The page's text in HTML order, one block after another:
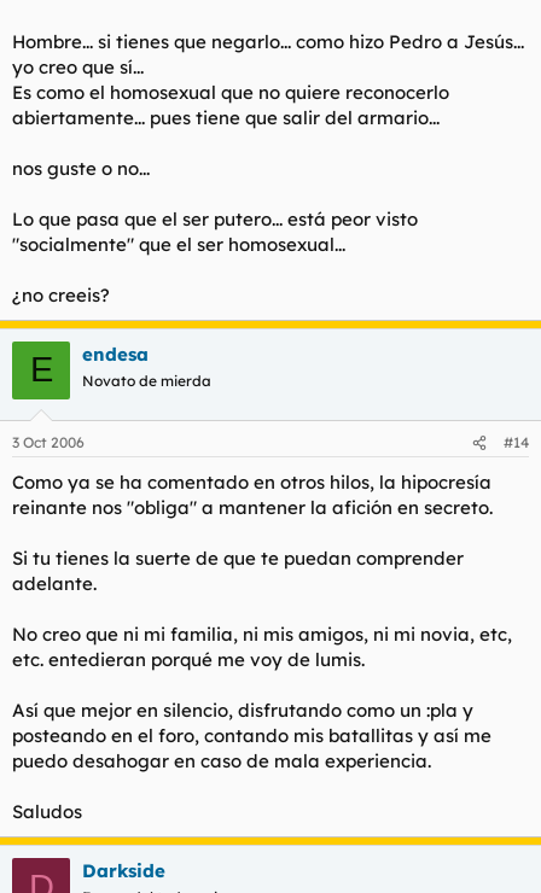
Hombre... si tienes que negarlo... como hizo Pedro a Jesús...
yo creo que sí...
Es como el homosexual que no quiere reconocerlo
abiertamente... pues tiene que salir del armario...
nos guste o no...
Lo que pasa que el ser putero... está peor visto
"socialmente" que el ser homosexual...
¿no creeis?
E endesa
Novato de mierda
3 Oct 2006 #14
Como ya se ha comentado en otros hilos, la hipocresía
reinante nos "obliga" a mantener la afición en secreto.
Si tu tienes la suerte de que te puedan comprender
adelante.
No creo que ni mi familia, ni mis amigos, ni mi novia, etc,
etc. entedieran porqué me voy de lumis.
Así que mejor en silencio, disfrutando como un :pla y
posteando en el foro, contando mis batallitas y así me
puedo desahogar en caso de mala experiencia.
Saludos
Darkside